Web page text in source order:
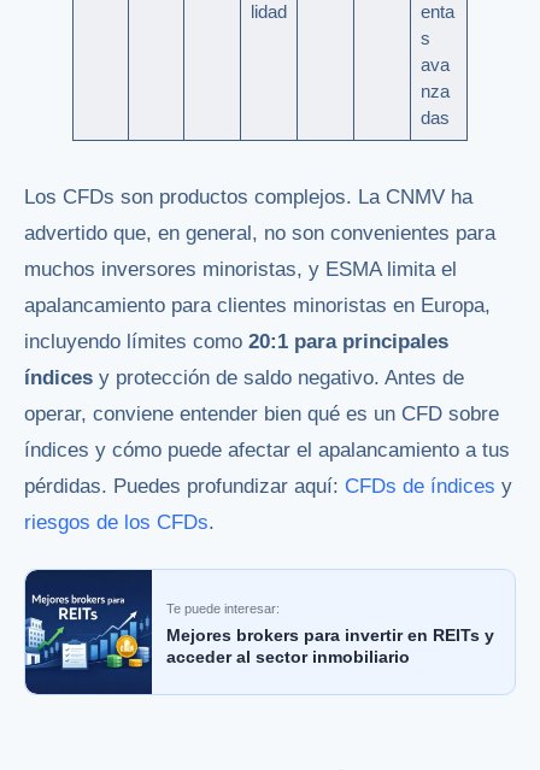
lidad
enta
s
ava
nza
das
Los CFDs son productos complejos. La CNMV ha
advertido que, en general, no son convenientes para
muchos inversores minoristas, y ESMA limita el
apalancamiento para clientes minoristas en Europa,
incluyendo límites como 20:1 para principales
índices y protección de saldo negativo. Antes de
operar, conviene entender bien qué es un CFD sobre
índices y cómo puede afectar el apalancamiento a tus
pérdidas. Puedes profundizar aquí: CFDs de índices y
riesgos de los CFDs.
Te puede interesar:
Mejores brokers para invertir en REITs y
acceder al sector inmobiliario